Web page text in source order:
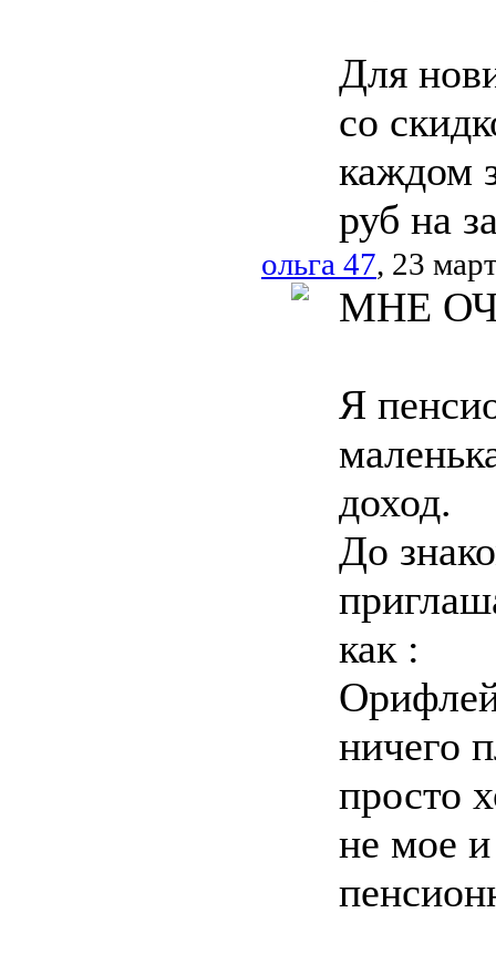
Для
со
каждом
руб на
ольга 47, 23
МНЕ
Я
доход.
До
как :
ничего
просто
не мое